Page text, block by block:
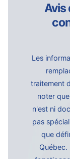
Avis
Les
traitement
noter
n'est ni
pas
que
Québec.